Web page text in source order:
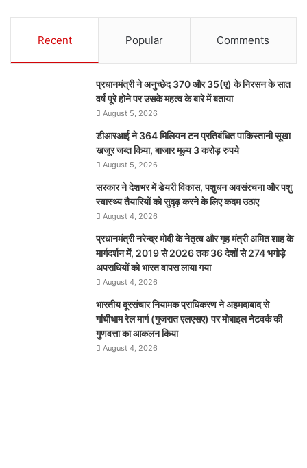
Recent Popular Comments
प्रधानमंत्री ने अनुच्छेद 370 और 35(ए) के निरसन के सात
वर्ष पूरे होने पर उसके महत्व के बारे में बताया
August 5, 2026
डीआरआई ने 364 मिलियन टन प्रतिबंधित पाकिस्तानी सूखा
खजूर जब्त किया, बाजार मूल्य 3 करोड़ रुपये
August 5, 2026
सरकार ने देशभर में डेयरी विकास, पशुधन अवसंरचना और पशु
स्वास्थ्य तैयारियों को सुदृढ़ करने के लिए कदम उठाए
August 4, 2026
प्रधानमंत्री नरेन्द्र मोदी के नेतृत्व और गृह मंत्री अमित शाह के
मार्गदर्शन में, 2019 से 2026 तक 36 देशों से 274 भगोड़े
अपराधियों को भारत वापस लाया गया
August 4, 2026
भारतीय दूरसंचार नियामक प्राधिकरण ने अहमदाबाद से
गांधीधाम रेल मार्ग (गुजरात एलएसए) पर मोबाइल नेटवर्क की
गुणवत्ता का आकलन किया
August 4, 2026